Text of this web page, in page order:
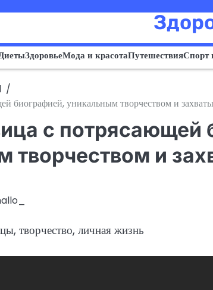
ЗдоровьеМода и красотаПутешествияСпорт
биографией, уникальным творчеством и
с потрясающей
творчеством и